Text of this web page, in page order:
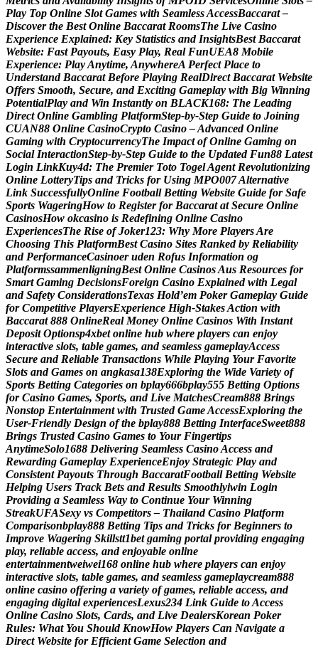
Play Top Online Slot Games with SeamlessAccessBaccarat –
Discover the Best Online Baccarat RoomsThe Live Casino
Experience Explained: Key Statistics and InsightsBest Baccarat
Website: Fast Payouts, Easy Play, Real FunUEA8 Mobile
Experience: PlayAnytime, AnywhereA Perfect Place to
Understand Baccarat Before Playing RealDirect Baccarat Website
Offers Smooth, Secure, and Exciting Gameplay with Big Winning
PotentialPlay and Win Instantly on BLACK168: The Leading
Direct Online Gambling PlatformStep-by-Step Guide to Joining
CUAN88 Online CasinoCrypto Casino –Advanced Online
Gaming with CryptocurrencyThe Impact of Online Gaming on
Social InteractionStep-by-Step Guide to the Updated Fun88 Latest
Login LinkKuy4d: The Premier Toto TogelAgent Revolutionizing
Online LotteryTips and Tricks for Using MPO007Alternative
Link SuccessfullyOnline Football Betting Website Guide for Safe
Sports WageringHow to Register for Baccarat at Secure Online
CasinosHow okcasino is Redefining Online Casino
ExperiencesThe Rise of Joker123: Why More PlayersAre
Choosing This PlatformBest Casino Sites Ranked by Reliability
and PerformanceCasinoer uden Rofus Information og
PlatformssammenligningBest Online CasinosAus Resources for
Smart Gaming DecisionsForeign Casino Explained with Legal
and Safety ConsiderationsTexas Hold’em Poker Gameplay Guide
for Competitive PlayersExperience High-StakesAction with
Baccarat 888 OnlineReal Money Online Casinos With Instant
Deposit Optionsp4xbet online hub where players can enjoy
interactive slots, table games, and seamless gameplayAccess
Secure and Reliable Transactions While Playing Your Favorite
Slots and Games on angkasa138Exploring the Wide Variety of
Sports Betting Categories on bplay666bplay555 Betting Options
for Casino Games, Sports, and Live MatchesCream888 Brings
Nonstop Entertainment with Trusted GameAccessExploring the
User-Friendly Design of the bplay888 Betting InterfaceSweet888
Brings Trusted Casino Games to Your Fingertips
AnytimeSolo1688 Delivering Seamless CasinoAccess and
Rewarding Gameplay ExperienceEnjoy Strategic Play and
Consistent Payouts Through BaccaratFootball Betting Website
Helping Users Track Bets and Results Smoothlyiwin Login
Providing a Seamless Way to Continue Your Winning
StreakUFASexy vs Competitors – Thailand Casino Platform
Comparisonbplay888 Betting Tips and Tricks for Beginners to
Improve Wagering Skillstt1bet gaming portal providing engaging
play, reliable access, and enjoyable online
entertainmentweiwei168 online hub where players can enjoy
interactive slots, table games, and seamless gameplaycream888
online casino offering a variety of games, reliable access, and
engaging digital experiencesLexus234 Link Guide toAccess
Online Casino Slots, Cards, and Live DealersKorean Poker
Rules: What You Should KnowHow Players Can Navigate a
Direct Website for Efficient Game Selection and